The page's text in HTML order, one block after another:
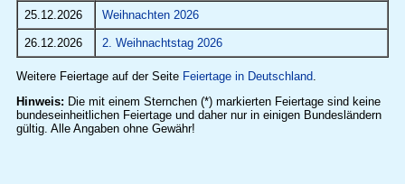
25.12.2026 Weihnachten 2026
26.12.2026 2. Weihnachtstag 2026
Weitere Feiertage auf der Seite Feiertage in Deutschland.
Hinweis: Die mit einem Sternchen (*) markierten Feiertage sind keine
bundeseinheitlichen Feiertage und daher nur in einigen Bundesländern
gültig. Alle Angaben ohne Gewähr!